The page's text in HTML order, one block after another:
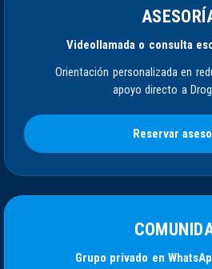
Videollamada o consulta
Orientación personalizada en
apoyo directo a
Reservar
Grupo privado en